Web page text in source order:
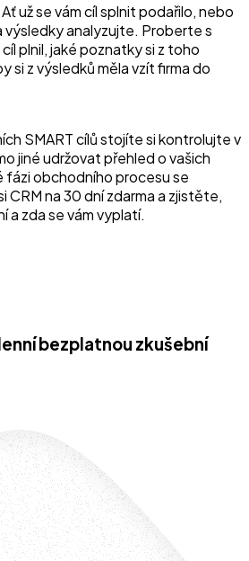
Ať už se vám cíl splnit podařilo, nebo
výsledky analyzujte. Proberte s
plnil, jaké poznatky si z toho
si z výsledků měla vzít firma do
SMART cílů stojíte si kontrolujte v
jiné udržovat přehled o vašich
fázi obchodního procesu se
CRM na 30 dní zdarma a zjistěte,
a zda se vám vyplatí.
bezplatnou zkušební